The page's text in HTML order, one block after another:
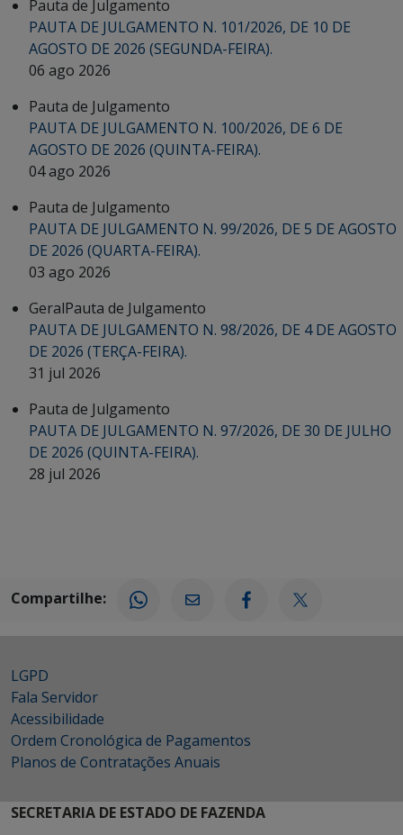
Pauta de Julgamento
PAUTA DE JULGAMENTO N. 101/2026, DE 10 DE
AGOSTO DE 2026 (SEGUNDA-FEIRA).
06 ago 2026
Pauta de Julgamento
PAUTA DE JULGAMENTO N. 100/2026, DE 6 DE
AGOSTO DE 2026 (QUINTA-FEIRA).
04 ago 2026
Pauta de Julgamento
PAUTA DE JULGAMENTO N. 99/2026, DE 5 DE AGOSTO
DE 2026 (QUARTA-FEIRA).
03 ago 2026
GeralPauta de Julgamento
PAUTA DE JULGAMENTO N. 98/2026, DE 4 DE AGOSTO
DE 2026 (TERÇA-FEIRA).
31 jul 2026
Pauta de Julgamento
PAUTA DE JULGAMENTO N. 97/2026, DE 30 DE JULHO
DE 2026 (QUINTA-FEIRA).
28 jul 2026
Compartilhe:
LGPD
Fala Servidor
Acessibilidade
Ordem Cronológica de Pagamentos
Planos de Contratações Anuais
SECRETARIA DE ESTADO DE FAZENDA